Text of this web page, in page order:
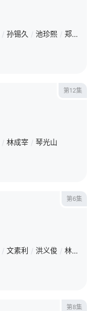
/ 孙锡久 / 池珍熙 / 郑锡勇
第12集
/ 林成宰 / 琴光山
第6集
/ 文素利 / 洪义俊 / 林成宰
第8集